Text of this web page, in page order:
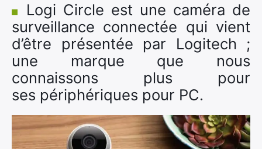
Logi Circle est une caméra de
surveillance connectée qui vient
d’être présentée par Logitech ;
une marque que nous
connaissons plus pour
ses périphériques pour PC.